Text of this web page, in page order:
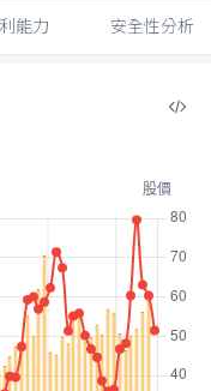
能力 安全性分析